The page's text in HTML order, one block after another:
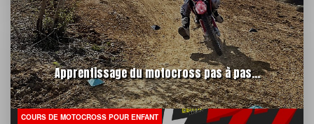
Apprentissage du motocross pas à pas...
COURS DE MOTOCROSS POUR ENFANT